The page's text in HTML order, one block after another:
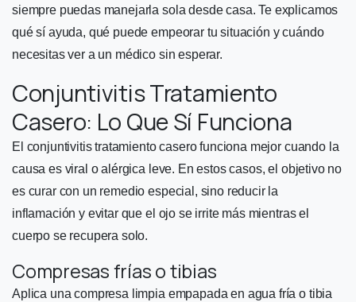
siempre puedas manejarla sola desde casa. Te explicamos
qué sí ayuda, qué puede empeorar tu situación y cuándo
necesitas ver a un médico sin esperar.
Conjuntivitis Tratamiento
Casero: Lo Que Sí Funciona
El conjuntivitis tratamiento casero funciona mejor cuando la
causa es viral o alérgica leve. En estos casos, el objetivo no
es curar con un remedio especial, sino reducir la
inflamación y evitar que el ojo se irrite más mientras el
cuerpo se recupera solo.
Compresas frías o tibias
Aplica una compresa limpia empapada en agua fría o tibia